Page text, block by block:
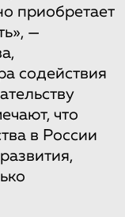
приобретает
—
содействия
что
в России